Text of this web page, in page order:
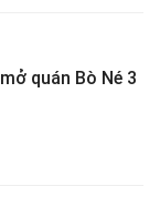
quán Bò Né 3